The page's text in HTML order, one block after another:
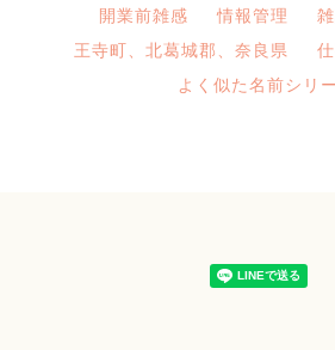
開業前雑感 情報管理
王寺町、北葛城郡、奈良県
よく似た名前シリ